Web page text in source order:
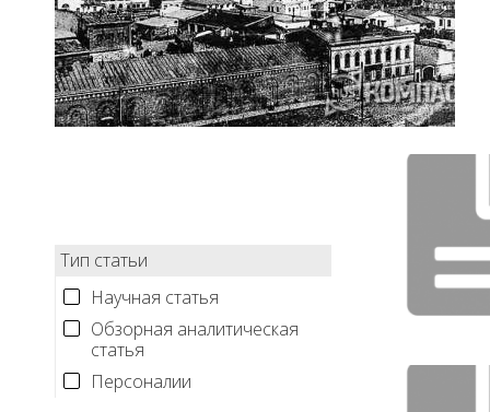
Тип статьи
Научная статья
Обзорная аналитическая
статья
Персоналии